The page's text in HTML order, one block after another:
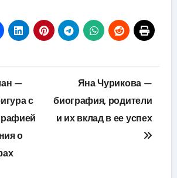
—
с
о
Яна Чурикова —
биография, родители
и их вклад в ее успех